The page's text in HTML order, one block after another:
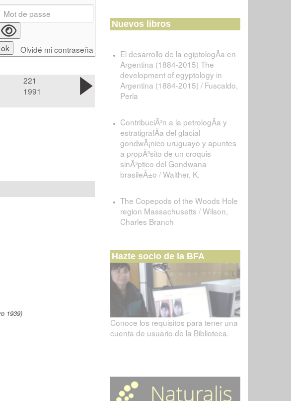
221
1991
1939)
Olvidé mi contraseña
Nuevos libros
El desarrollo de la egiptologÃ­a en
Argentina (1884-2015) The
development of egyptology in
Argentina (1884-2015) / Fuscaldo,
Perla
ContribuciÃ³n a la petrologÃ­a y
estratigrafÃ­a del glacial
gondwÃ¡nico uruguayo y apuntes
a propÃ³sito de un croquis
sinÃ³ptico del Gondwana
brasileÃ±o / Walther, K.
The Copepods of the Woods Hole
region Massachusetts / Wilson,
Charles Branch
Hazte socio de la BFA
Conoce los requisitos para tener una
cuenta de usuario de la Biblioteca.